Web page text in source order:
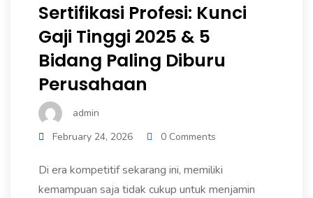
Sertifikasi Profesi: Kunci
Gaji Tinggi 2025 & 5
Bidang Paling Diburu
Perusahaan
admin
February 24, 2026
0 Comments
Di era kompetitif sekarang ini, memiliki
kemampuan saja tidak cukup untuk menjamin